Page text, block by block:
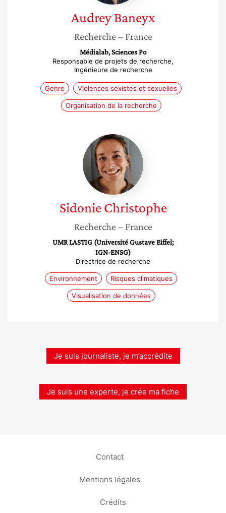
AudreyBaneyx
Recherche – France
Médialab, Sciences Po
Responsable de projets de recherche,
Ingénieure de recherche
Genre Violences sexistes et sexuelles
Organisation de la recherche
Sidonie
Christophe
Sidonie Christophe
Recherche – France
UMR LASTIG (Université Gustave Eiffel;
IGN-ENSG)
Directrice de recherche
Environnement Risques climatiques
Visualisation de données
Je suis journaliste, je m’accrédite
Je suis une experte, je crée ma fiche
Contact
Mentions légales
Crédits